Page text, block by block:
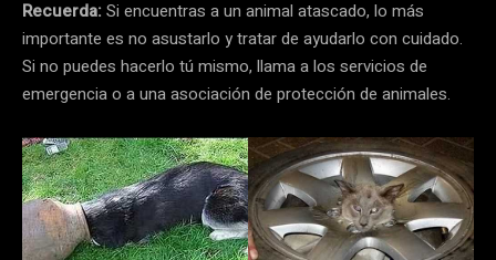
Recuerda:Si encuentras a un animal atascado, lo más
importante es no asustarlo y tratar de ayudarlo con cuidado.
Si no puedes hacerlo tú mismo, llama a los servicios de
emergencia o a una asociación de protección de animales.